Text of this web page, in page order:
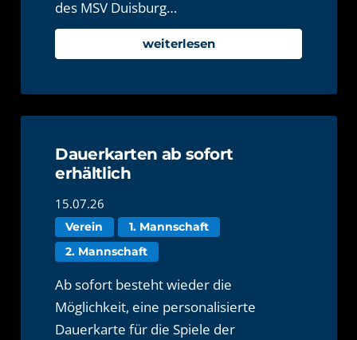
des MSV Duisburg…
weiterlesen
Dauerkarten ab sofort
erhältlich
15.07.26
Verein
1. Mannschaft
2. Mannschaft
Ab sofort besteht wieder die
Möglichkeit, eine personalisierte
Dauerkarte für die Spiele der